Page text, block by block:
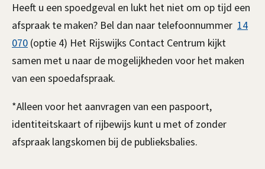
e
r
n
)
Heeft u een spoedgeval en lukt het niet om op tijd een
afspraak te maken? Bel dan naar telefoonnummer 14
070 (optie 4) Het Rijswijks Contact Centrum kijkt
samen met u naar de mogelijkheden voor het maken
van een spoedafspraak.
*Alleen voor het aanvragen van een paspoort,
identiteitskaart of rijbewijs kunt u met of zonder
afspraak langskomen bij de publieksbalies.